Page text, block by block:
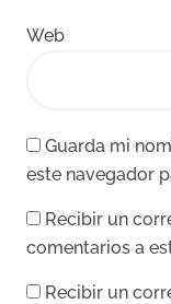
Web
Guarda mi
este navegador
Recibir un
comentarios a
Recibir un